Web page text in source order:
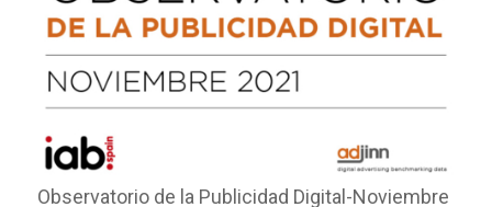
Observatorio de la Publicidad Digital-Noviembre